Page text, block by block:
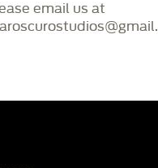
email us at